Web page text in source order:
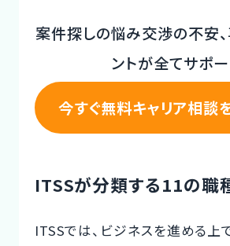
案件探しの悩み交渉の不安
ントが全てサポー
今すぐ無料キャリア相談
ITSSが分類する11の職
ITSSでは、ビジネスを進める